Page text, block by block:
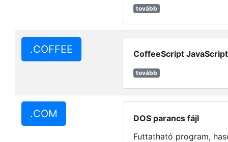
tovább
.COFFEE CoffeeScript
tovább
.COM
DOS parancs fájl
Futtatható program,